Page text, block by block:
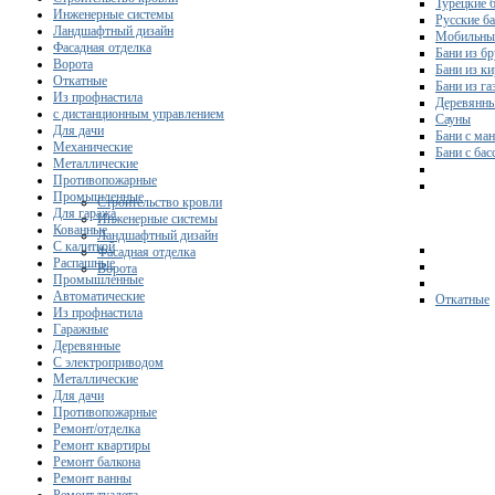
Турецкие
Русские
Бани из
Бани из
Бани из
Сауны
Бани с
Бани с
Строительство кровли
Инженерные системы
Ландшафтный дизайн
Фасадная отделка
Ворота
Откатные
Инженерные системы
Ландшафтный дизайн
Фасадная отделка
Ворота
Откатные
Из профнастила
с дистанционным управлением
Для дачи
Механические
Металлические
Противопожарные
Промышленные
Для гаража
Кованные
С калиткой
Распашные
Промышленные
Автоматические
Из профнастила
Гаражные
Деревянные
С электроприводом
Металлические
Для дачи
Противопожарные
Ремонт/отделка
Ремонт квартиры
Ремонт балкона
Ремонт ванны